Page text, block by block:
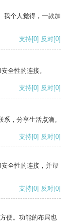
我个人觉得，一款加
支持[0] 反对[0]
全性的连接。
支持[0] 反对[0]
，分享生活点滴。
支持[0] 反对[0]
全性的连接，并帮
支持[0] 反对[0]
便。功能的布局也